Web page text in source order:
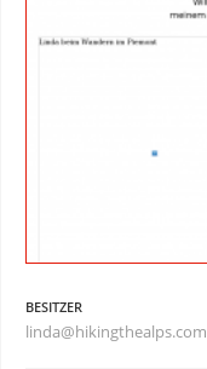
BESITZER
linda@hikingthealps.com